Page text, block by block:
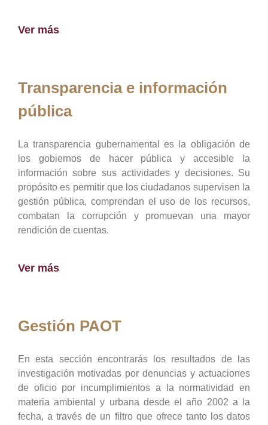
Ver más
Transparencia e información
pública
La transparencia gubernamental es la obligación de
los gobiernos de hacer pública y accesible la
información sobre sus actividades y decisiones. Su
propósito es permitir que los ciudadanos supervisen la
gestión pública, comprendan el uso de los recursos,
combatan la corrupción y promuevan una mayor
rendición de cuentas.
Ver más
Gestión PAOT
En esta sección encontrarás los resultados de las
investigación motivadas por denuncias y actuaciones
de oficio por incumplimientos a la normatividad en
materia ambiental y urbana desde el año 2002 a la
fecha, a través de un filtro que ofrece tanto los datos